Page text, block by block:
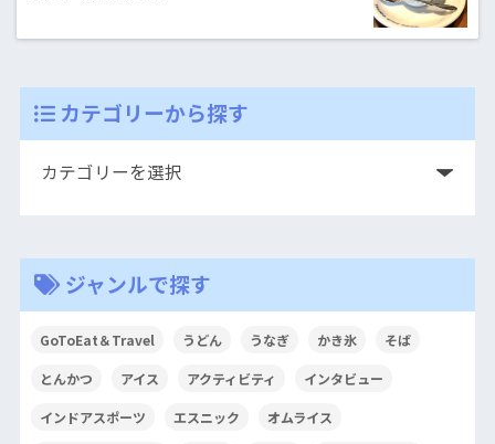
カテゴリーから探す
ジャンルで探す
GoToEat＆Travel うどん うなぎ かき氷 そば
とんかつ アイス アクティビティ インタビュー
インドアスポーツ エスニック オムライス